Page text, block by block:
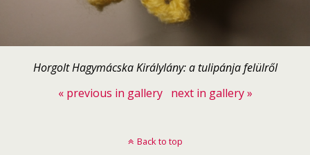
Horgolt Hagymácska Királylány: a tulipánja felülről
« previous in gallery
next in gallery »
Back to top